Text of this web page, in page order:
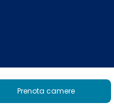
Prenota camere